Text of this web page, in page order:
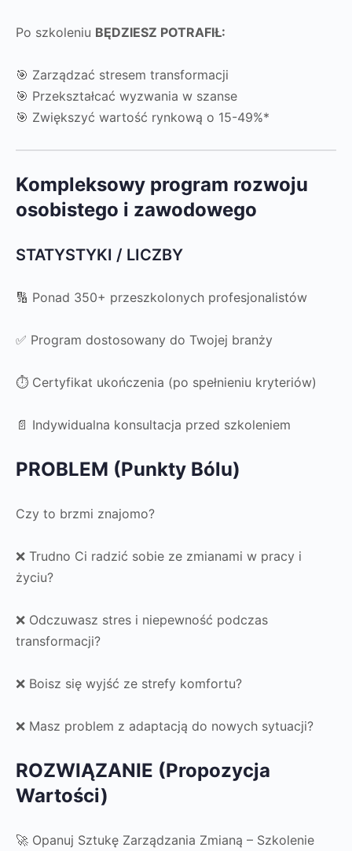
Po szkoleniu BĘDZIESZ POTRAFIŁ:
🎯 Zarządzać stresem transformacji
🎯 Przekształcać wyzwania w szanse
🎯 Zwiększyć wartość rynkową o 15-49%*
Kompleksowy program rozwoju
osobistego i zawodowego
STATYSTYKI / LICZBY
🔢 Ponad 350+ przeszkolonych profesjonalistów
✅ Program dostosowany do Twojej branży
⏱️ Certyfikat ukończenia (po spełnieniu kryteriów)
📄 Indywidualna konsultacja przed szkoleniem
PROBLEM (Punkty Bólu)
Czy to brzmi znajomo?
❌ Trudno Ci radzić sobie ze zmianami w pracy i
życiu?
❌ Odczuwasz stres i niepewność podczas
transformacji?
❌ Boisz się wyjść ze strefy komfortu?
❌ Masz problem z adaptacją do nowych sytuacji?
ROZWIĄZANIE (Propozycja
Wartości)
🚀 Opanuj Sztukę Zarządzania Zmianą – Szkolenie